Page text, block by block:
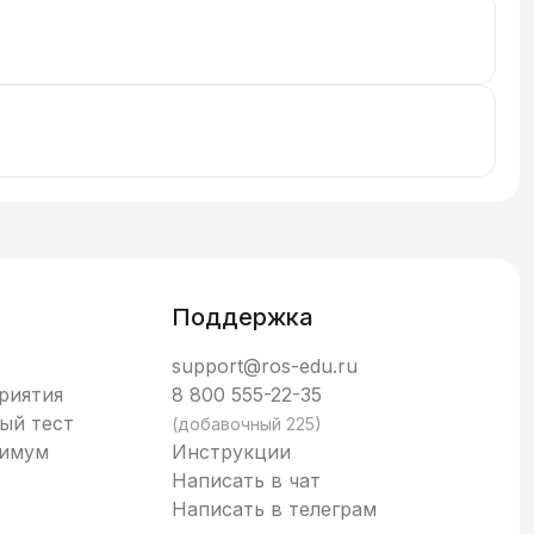
тест
Поддержка
support@ros-edu.ru
8 800 555-22-35
(добавочный 225)
Инструкции
Написать в чат
Написать в телеграм